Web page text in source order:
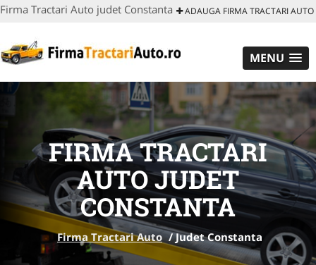
Firma Tractari Auto judet Constanta ADAUGA FIRMA TRACTARI AUTO
MENU
FIRMA TRACTARI
AUTO JUDET
CONSTANTA
Firma Tractari Auto /Judet Constanta